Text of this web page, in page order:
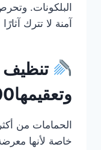
البلكونات.
آمنة لا تترك
تنظيف
وتعقيمها0501949300
الحمامات من
خاصة لأنها معرضة